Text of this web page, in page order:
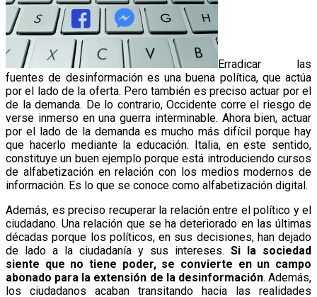
Erradicar las
fuentes de desinformación es una buena política, que actúa
por el lado de la oferta. Pero también es preciso actuar por el
de la demanda. De lo contrario, Occidente corre el riesgo de
verse inmerso en una guerra interminable. Ahora bien, actuar
por el lado de la demanda es mucho más difícil porque hay
que hacerlo mediante la educación. Italia, en este sentido,
constituye un buen ejemplo porque está introduciendo cursos
de alfabetización en relación con los medios modernos de
información. Es lo que se conoce como alfabetización digital.
Además, es preciso recuperar la relación entre el político y el
ciudadano. Una relación que se ha deteriorado en las últimas
décadas porque los políticos, en sus decisiones, han dejado
de lado a la ciudadanía y sus intereses. Si la sociedad
siente que no tiene poder, se convierte en un campo
abonado para la extensión de la desinformación. Además,
los ciudadanos acaban transitando hacia las realidades